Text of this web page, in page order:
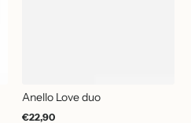
Anello Love duo
€22,90